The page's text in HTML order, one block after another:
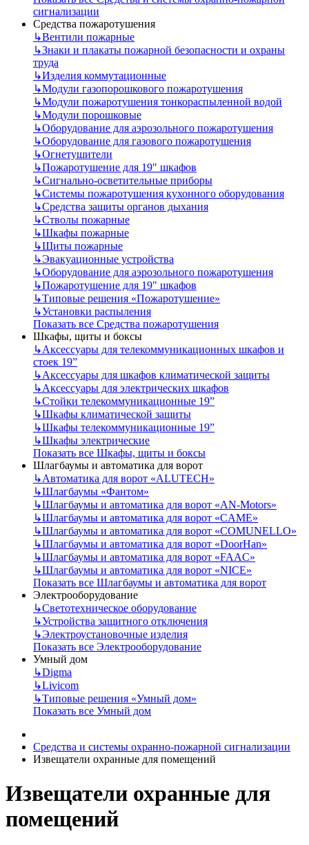
сигнализации
Средства пожаротушения
↳Вентили пожарные
↳Знаки и плакаты пожарной безопасности и охраны
труда
↳Изделия коммутационные
↳Модули газопорошкового пожаротушения
↳Модули пожаротушения тонкораспыленной водой
↳Модули порошковые
↳Оборудование для аэрозольного пожаротушения
↳Оборудование для газового пожаротушения
↳Огнетушители
↳Пожаротушение для 19" шкафов
↳Сигнально-осветительные приборы
↳Системы пожаротушения кухонного оборудования
↳Средства защиты органов дыхания
↳Стволы пожарные
↳Шкафы пожарные
↳Щиты пожарные
↳Эвакуационные устройства
↳Оборудование для аэрозольного пожаротушения
↳Пожаротушение для 19" шкафов
↳Типовые решения «Пожаротушение»
↳Установки распыления
Показать все Средства пожаротушения
Шкафы, щиты и боксы
↳Аксессуары для телекоммуникационных шкафов и
стоек 19”
↳Аксессуары для шкафов климатической защиты
↳Аксессуары для электрических шкафов
↳Стойки телекоммуникационные 19”
↳Шкафы климатической защиты
↳Шкафы телекоммуникационные 19”
↳Шкафы электрические
Показать все Шкафы, щиты и боксы
Шлагбаумы и автоматика для ворот
↳Автоматика для ворот «ALUTECH»
↳Шлагбаумы «Фантом»
↳Шлагбаумы и автоматика для ворот «AN-Motors»
↳Шлагбаумы и автоматика для ворот «CAME»
↳Шлагбаумы и автоматика для ворот «COMUNELLO»
↳Шлагбаумы и автоматика для ворот «DoorHan»
↳Шлагбаумы и автоматика для ворот «FAAC»
↳Шлагбаумы и автоматика для ворот «NICE»
Показать все Шлагбаумы и автоматика для ворот
Электрооборудование
↳Светотехническое оборудование
↳Устройства защитного отключения
↳Электроустановочные изделия
Показать все Электрооборудование
Умный дом
↳Digma
↳Livicom
↳Типовые решения «Умный дом»
Показать все Умный дом
Средства и системы охранно-пожарной сигнализации
Извещатели охранные для помещений
Извещатели охранные для
помещений